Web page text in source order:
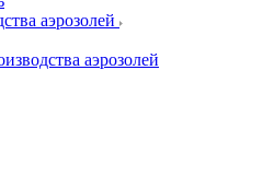
аэрозолей
аэрозолей